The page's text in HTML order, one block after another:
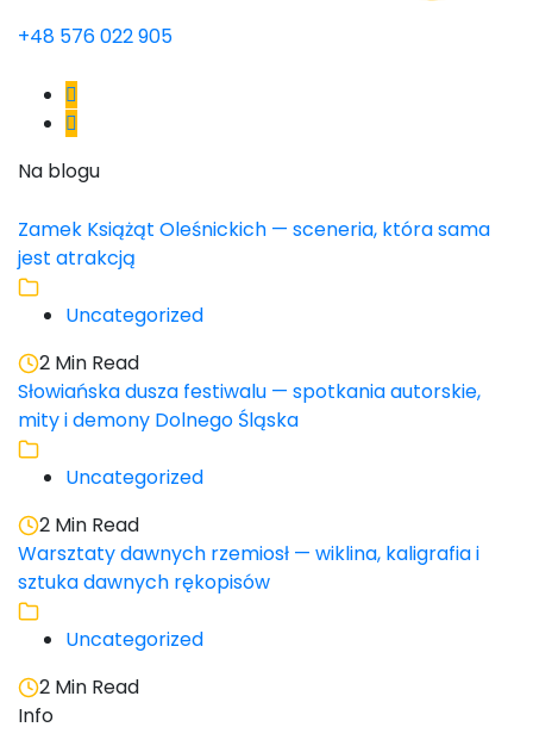
+48 576 022 905
Na blogu
Zamek Książąt Oleśnickich — sceneria, która sama
jest atrakcją
Uncategorized
2 Min Read
Słowiańska dusza festiwalu — spotkania autorskie,
mity i demony Dolnego Śląska
Uncategorized
2 Min Read
Warsztaty dawnych rzemiosł — wiklina, kaligrafia i
sztuka dawnych rękopisów
Uncategorized
2 Min Read
Info